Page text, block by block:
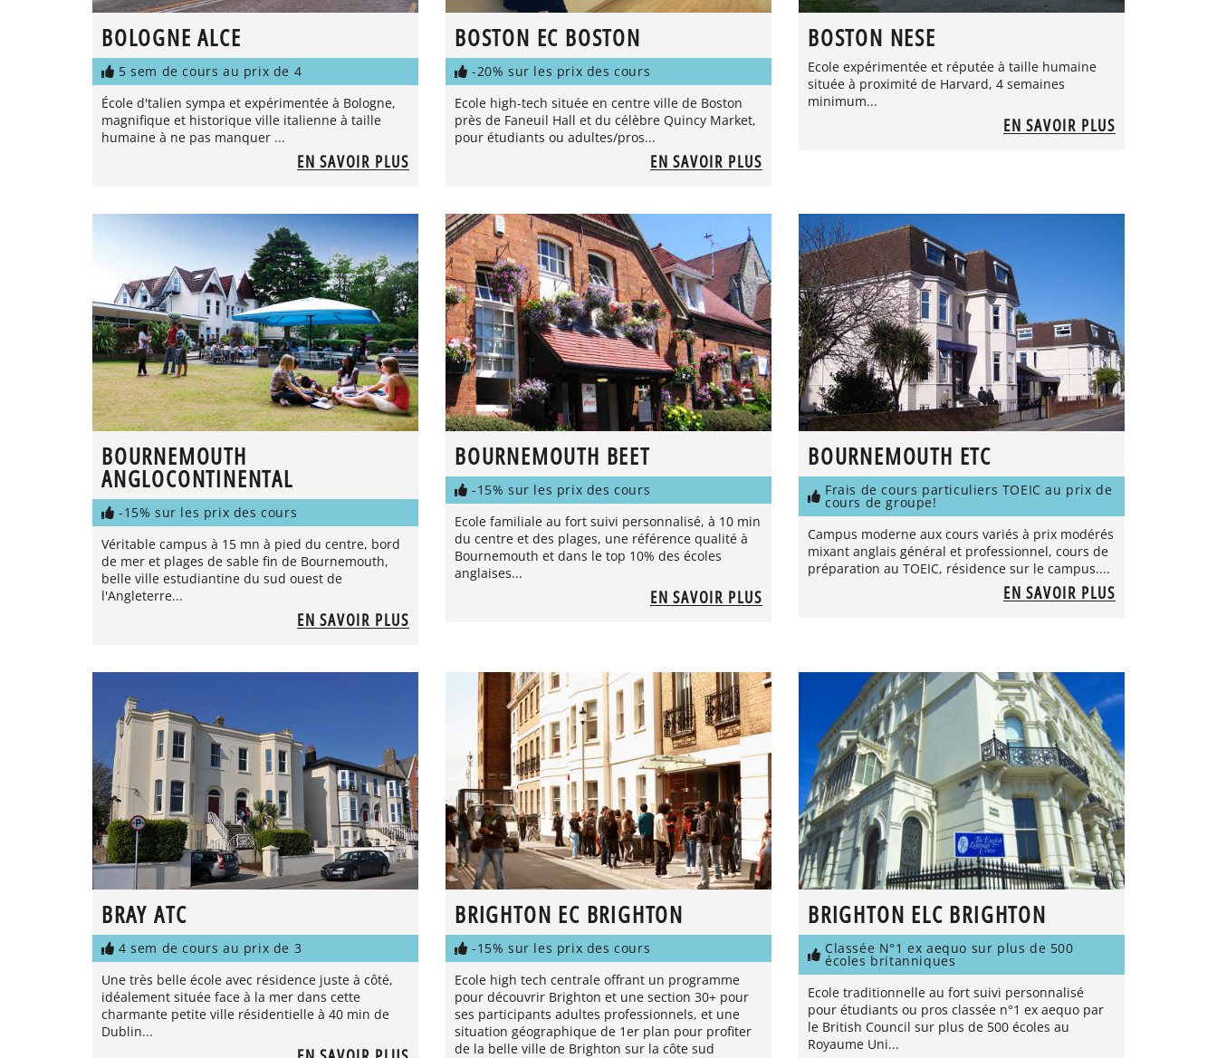
BOLOGNE ALCE
5 sem de cours au prix de 4
École d'talien sympa et expérimentée à Bologne,
magnifique et historique ville italienne à taille
humaine à ne pas manquer ...
EN SAVOIR PLUS
BOSTON EC BOSTON
-20% sur les prix des cours
Ecole high-tech située en centre ville de Boston
près de Faneuil Hall et du célèbre Quincy Market,
pour étudiants ou adultes/pros...
EN SAVOIR PLUS
BOSTON NESE
Ecole expérimentée et réputée à taille humaine
située à proximité de Harvard, 4 semaines
minimum...
EN SAVOIR PLUS
BOURNEMOUTH
ANGLOCONTINENTAL
-15% sur les prix des cours
Véritable campus à 15 mn à pied du centre, bord
de mer et plages de sable fin de Bournemouth,
belle ville estudiantine du sud ouest de
l'Angleterre...
EN SAVOIR PLUS
BOURNEMOUTH BEET
-15% sur les prix des cours
Ecole familiale au fort suivi personnalisé, à 10 min
du centre et des plages, une référence qualité à
Bournemouth et dans le top 10% des écoles
anglaises...
EN SAVOIR PLUS
BOURNEMOUTH ETC
Frais de cours particuliers TOEIC au prix de
cours de groupe!
Campus moderne aux cours variés à prix modérés
mixant anglais général et professionnel, cours de
préparation au TOEIC, résidence sur le campus....
EN SAVOIR PLUS
BRAY ATC
4 sem de cours au prix de 3
Une très belle école avec résidence juste à côté,
idéalement située face à la mer dans cette
charmante petite ville résidentielle à 40 min de
Dublin...
BRIGHTON EC BRIGHTON
-15% sur les prix des cours
Ecole high tech centrale offrant un programme
pour découvrir Brighton et une section 30+ pour
ses participants adultes professionnels, et une
situation géographique de 1er plan pour profiter
de la belle ville de Brighton sur la côte sud
BRIGHTON ELC BRIGHTON
Classée N°1 ex aequo sur plus de 500
écoles britanniques
Ecole traditionnelle au fort suivi personnalisé
pour étudiants ou pros classée n°1 ex aequo par
le British Council sur plus de 500 écoles au
Royaume Uni...